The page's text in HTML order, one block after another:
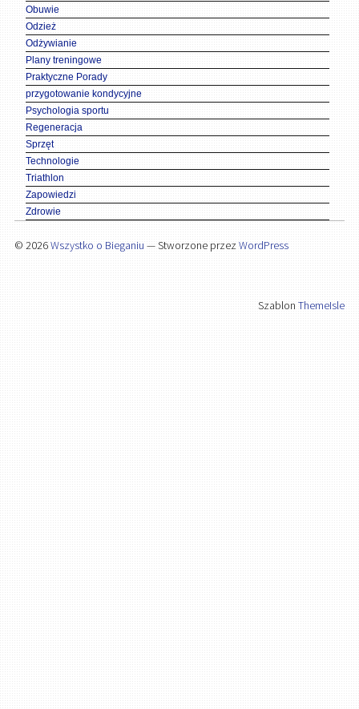
Obuwie
Odzież
Odżywianie
Plany treningowe
Praktyczne Porady
przygotowanie kondycyjne
Psychologia sportu
Regeneracja
Sprzęt
Technologie
Triathlon
Zapowiedzi
Zdrowie
© 2026Wszystko o Bieganiu — Stworzone przezWordPress
SzablonThemeIsle